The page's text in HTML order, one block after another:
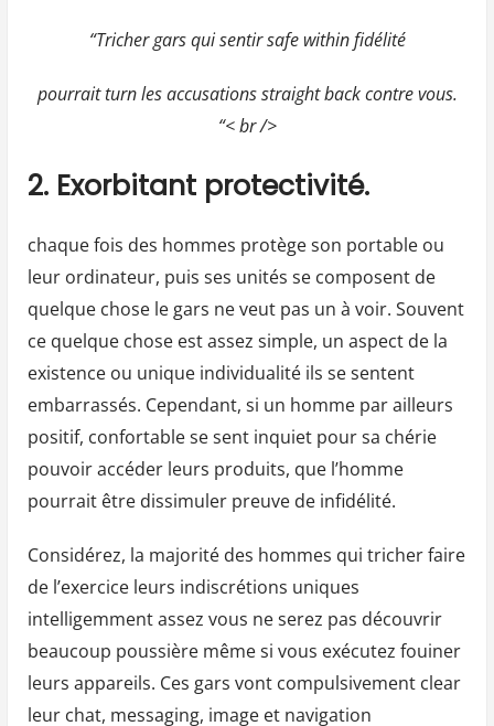
“Tricher gars qui sentir safe within fidélité
pourrait turn les accusations straight back contre vous.
“< br />
2. Exorbitant protectivité.
chaque fois des hommes protège son portable ou
leur ordinateur, puis ses unités se composent de
quelque chose le gars ne veut pas un à voir. Souvent
ce quelque chose est assez simple, un aspect de la
existence ou unique individualité ils se sentent
embarrassés. Cependant, si un homme par ailleurs
positif, confortable se sent inquiet pour sa chérie
pouvoir accéder leurs produits, que l’homme
pourrait être dissimuler preuve de infidélité.
Considérez, la majorité des hommes qui tricher faire
de l’exercice leurs indiscrétions uniques
intelligemment assez vous ne serez pas découvrir
beaucoup poussière même si vous exécutez fouiner
leurs appareils. Ces gars vont compulsivement clear
leur chat, messaging, image et navigation